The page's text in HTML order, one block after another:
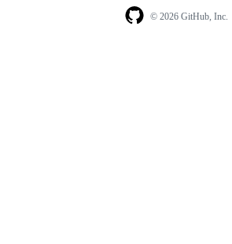
© 2026 GitHub, Inc.